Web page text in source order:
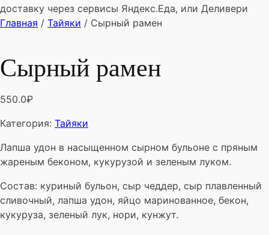
доставку через сервисы Яндекс.Еда, или Деливери
Главная / Тайяки / Сырный рамен
Сырный рамен
550.0₽
Категория: Тайяки
Лапша удон в насыщенном сырном бульоне с пряным
жареным беконом, кукурузой и зеленым луком.
Состав: куриный бульон, сыр чеддер, сыр плавленный
сливочный, лапша удон, яйцо маринованное, бекон,
кукуруза, зеленый лук, нори, кунжут.